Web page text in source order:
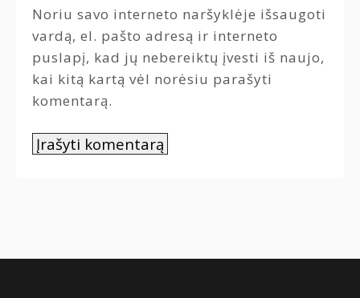
Noriu savo interneto naršyklėje išsaugoti
vardą, el. pašto adresą ir interneto
puslapį, kad jų nebereiktų įvesti iš naujo,
kai kitą kartą vėl norėsiu parašyti
komentarą.